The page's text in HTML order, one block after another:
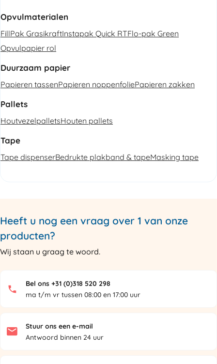
Opvulmaterialen
FillPak GrasikraftInstapak Quick RTFlo-pak Green
Opvulpapier rol
Duurzaam papier
Papieren tassenPapieren noppenfoliePapieren zakken
Pallets
HoutvezelpalletsHouten pallets
Tape
Tape dispenserBedrukte plakband & tapeMasking tape
Heeft u nog een vraag over 1 van onze
producten?
Wij staan u graag te woord.
Bel ons +31 (0)318 520 298
ma t/m vr tussen 08:00 en 17:00 uur
Stuur ons een e-mail
Antwoord binnen 24 uur